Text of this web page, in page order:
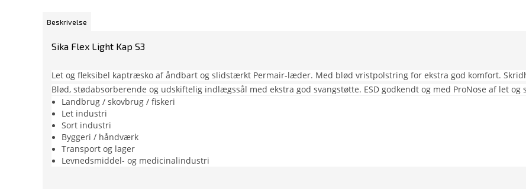
Beskrivelse
Sika Flex Light Kap S3
Let og fleksibel kaptræsko af åndbart og slidstærkt Permair-læder. Med blød vristpolstring for ekstra god komfort.
Blød, stødabsorberende og udskiftelig indlægssål med ekstra god svangstøtte. ESD godkendt og med ProNose af let
Landbrug / skovbrug / fiskeri
Let industri
Sort industri
Byggeri / håndværk
Transport og lager
Levnedsmiddel- og medicinalindustri